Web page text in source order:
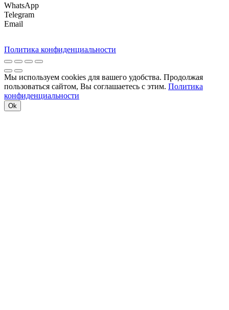
WhatsApp
Telegram
Email
Политика конфиденциальности
Мы используем cookies для вашего удобства. Продолжая
пользоваться сайтом, Вы соглашаетесь с этим. Политика
конфиденциальности
Ok